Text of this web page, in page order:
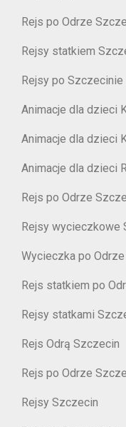
Rejs po Odrze
Rejsy statkiem
Rejsy po Szczecinie
Animacje dla dzieci
Animacje dla dzieci
Animacje dla dzieci
Rejs po Odrze
Rejsy wycieczkowe
Wycieczka po
Rejs statkiem po
Rejsy statkami
Rejs Odrą Szczecin
Rejs po Odrze
Rejsy Szczecin